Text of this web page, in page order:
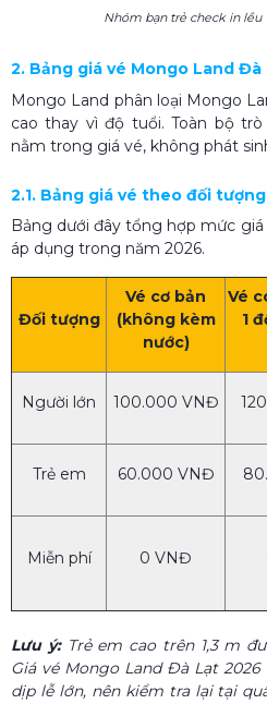
Nhóm bạn trẻ check in lều
2. Bảng giá vé Mongo Land Đà
Mongo Land phân loại Mongo
cao thay vì độ tuổi. Toàn bộ
nằm trong giá vé, không phát
2.1. Bảng giá vé theo đối tượng
Bảng dưới đây tổng hợp mức
áp dụng trong năm 2026.
Đối tượng
Vé cơ bản
(không kèm
nước)
Vé
1
Người lớn 100.000 VNĐ
Trẻ em 60.000 VNĐ
Miễn phí 0 VNĐ
Lưu ý:Trẻ em cao trên 1,3 m
Giá vé Mongo Land Đà Lạt
dịp lễ lớn, nên kiểm tra lại tại